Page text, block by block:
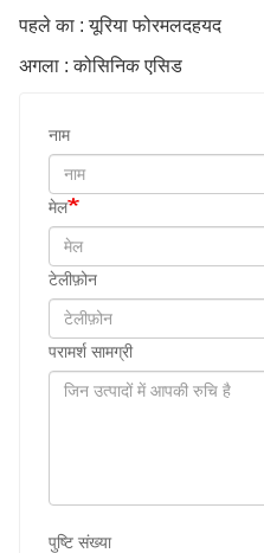
पहले का : यूरिया फोरमलदहयद
अगला : कोसिनिक एसिड
नाम
मेल
टेलीफ़ोन
परामर्श सामग्री
पुष्टि संख्या